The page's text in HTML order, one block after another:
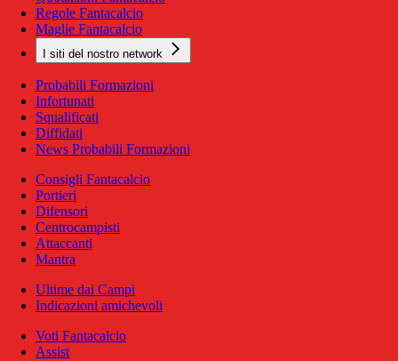
Regole Fantacalcio
Maglie Fantacalcio
I siti del nostro network
Probabili Formazioni
Infortunati
Squalificati
Diffidati
News Probabili Formazioni
Consigli Fantacalcio
Portieri
Difensori
Centrocampisti
Attaccanti
Mantra
Ultime dai Campi
Indicazioni amichevoli
Voti Fantacalcio
Assist